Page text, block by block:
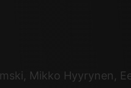
Mikko Hyyrynen,